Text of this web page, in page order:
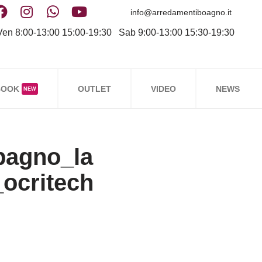
info@arredamentiboagno.it
8:00-13:00 15:00-19:30 Sab 9:00-13:00 15:30-19:30
NEW OUTLET VIDEO NEWS